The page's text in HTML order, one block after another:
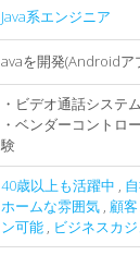
Java系エンジニア
avaを開発(Androidア
・ビデオ通話システ
・ベンダーコントロ
験
40歳以上も活躍中 ,
ホームな雰囲気 , 顧
ン可能 , ビジネスカ